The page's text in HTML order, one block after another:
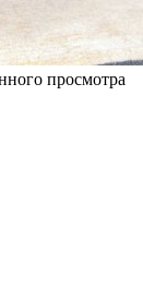
просмотра